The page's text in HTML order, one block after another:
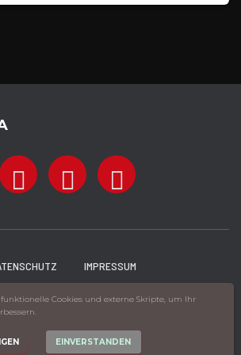
Cookies und externe Skripte, um Ihr
EINVERSTANDEN
IMPRESSUM
Zuta| Powered by
WordPress